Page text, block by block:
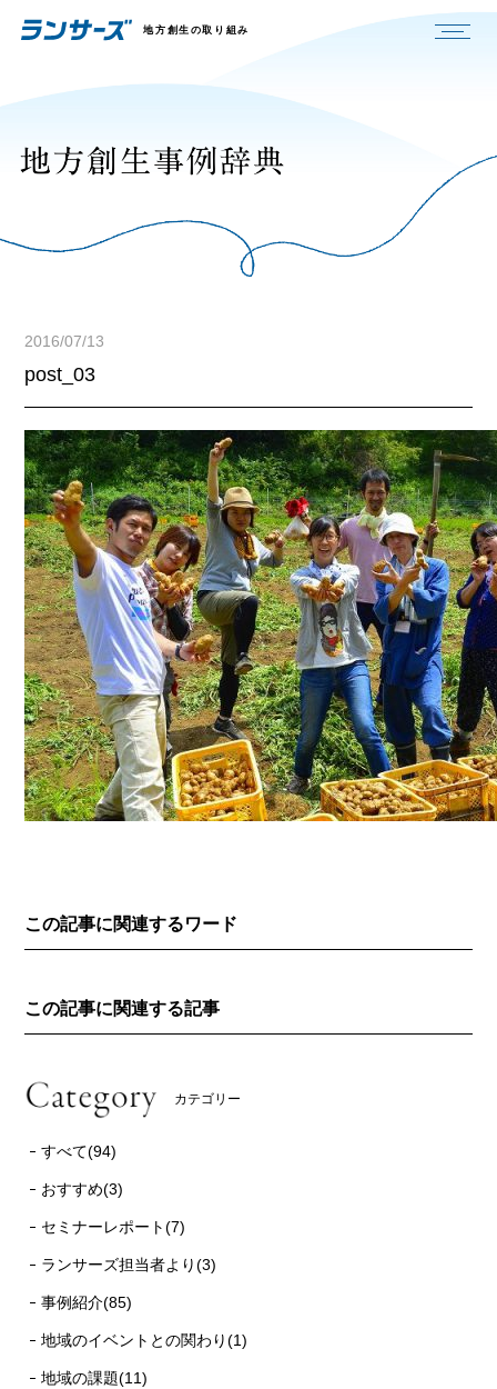
地方創生の取り組み
2016/07/13
post_03
この記事に関連するワード
この記事に関連する記事
カテゴリー
すべて(94)
おすすめ(3)
セミナーレポート(7)
ランサーズ担当者より(3)
事例紹介(85)
地域のイベントとの関わり(1)
地域の課題(11)